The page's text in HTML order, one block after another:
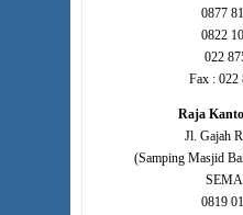
0877
0822
022
Fax : 022
Raja
Jl. Gajah
(Samping Masjid
0819